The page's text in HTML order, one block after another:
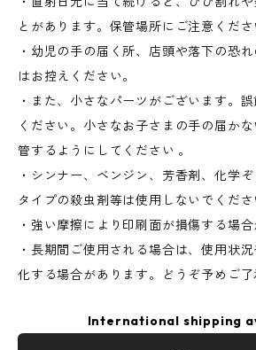
とがあります。保管場所にご注意くださ
・幼児の手の届く所、店頭や落下の恐
はお控えください。
・また、小さなパーツがございます。
ください。小さなお子さまの手の届か
管するようにしてください 。
・シンナー、ベンジン、芳香剤、化学
タイプの殺虫剤等は使用しないでくださ
・強い摩擦により印刷面が損傷する場合
・長期間ご使用される場合は、使用状
化する場合があります。どうぞ予めご了
International shipping